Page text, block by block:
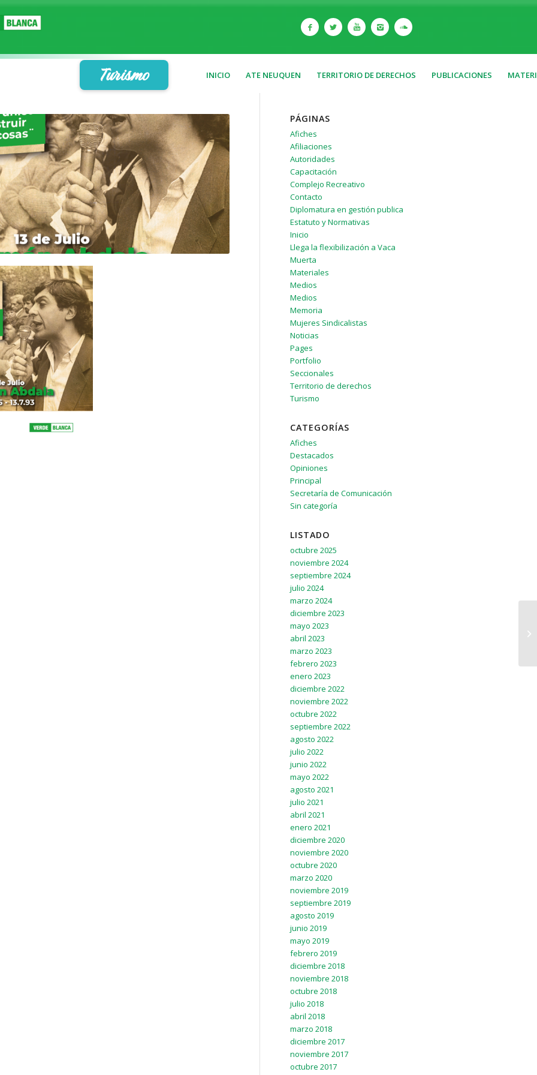
Turismo INICIO ATE NEUQUEN TERRITORIO DE DERECHOS PUBLICACIONES
PÁGINAS
Afiches
Afiliaciones
Autoridades
Capacitación
Complejo Recreativo
Contacto
Diplomatura en gestión publica
Estatuto y Normativas
Inicio
Llega la flexibilización a Vaca
Muerta
Materiales
Medios
Medios
Memoria
Mujeres Sindicalistas
Noticias
Pages
Portfolio
Seccionales
Territorio de derechos
Turismo
CATEGORÍAS
Afiches
Destacados
Opiniones
Principal
Secretaría de Comunicación
Sin categoría
LISTADO
octubre 2025
noviembre 2024
septiembre 2024
julio 2024
marzo 2024
diciembre 2023
mayo 2023
abril 2023
marzo 2023
febrero 2023
enero 2023
diciembre 2022
noviembre 2022
octubre 2022
septiembre 2022
agosto 2022
julio 2022
junio 2022
mayo 2022
agosto 2021
julio 2021
abril 2021
enero 2021
diciembre 2020
noviembre 2020
octubre 2020
marzo 2020
noviembre 2019
septiembre 2019
agosto 2019
junio 2019
mayo 2019
febrero 2019
diciembre 2018
noviembre 2018
octubre 2018
julio 2018
abril 2018
marzo 2018
diciembre 2017
noviembre 2017
octubre 2017